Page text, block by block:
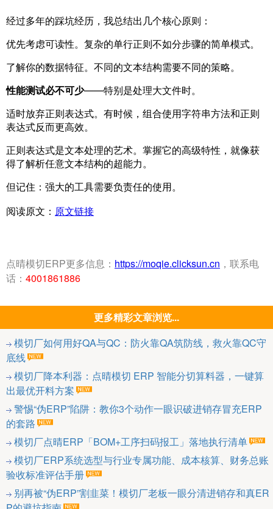
经过多年的踩坑经历，我总结出几个核心原则：
优先考虑可读性。复杂的单行正则不如分步骤的简单模式。
了解你的数据特征。不同的文本结构需要不同的策略。
性能测试必不可少——特别是处理大文件时。
适时放弃正则表达式。有时候，组合使用字符串方法和正则
表达式反而更高效。
正则表达式是文本处理的艺术。掌握它的高级特性，就像获
得了解析任意文本结构的超能力。
但记住：强大的工具需要负责任的使用。
阅读原文： 原文链接
点晴模切ERP更多信息： https://moqie.clicksun.cn ，联系电
话： 4001861886
更多精彩文章浏览...
模切厂如何用好QA与QC：防火靠QA筑防线，救火靠QC守
底线
模切厂降本利器：点晴模切 ERP 智能分切算料器，一键算
出最优开料方案
警惕“伪ERP”陷阱：教你3个动作一眼识破进销存冒充ERP
的套路
模切厂点晴ERP「BOM+工序扫码报工」落地执行清单
模切厂ERP系统选型与行业专属功能、成本核算、财务总账
验收标准评估手册
别再被“伪ERP”割韭菜！模切厂老板一眼分清进销存和真ER